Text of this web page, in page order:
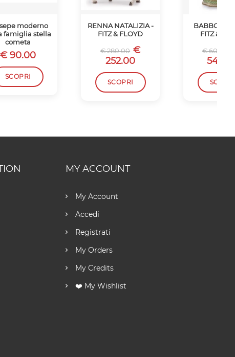
moderno
famiglia stella
cometa
€ 90.00
SCOPRI
RENNA NATALIZIA -
FITZ & FLOYD
€ 280.00 €
252.00
SCOPRI
BABBO
FITZ &
€ 600.00
MY ACCOUNT
My Account
Accedi
Registrati
My Orders
My Credits
❤️ My Wishlist